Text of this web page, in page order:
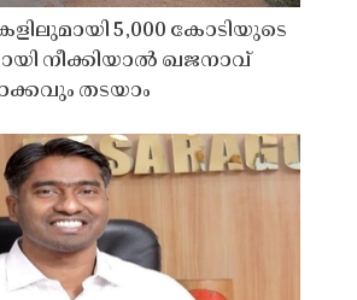
5,000 കോടിയുടെ
നീക്കിയാൽ ഖജനാവ്
തടയാം